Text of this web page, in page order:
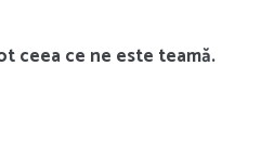
ceea ce ne este teamă.